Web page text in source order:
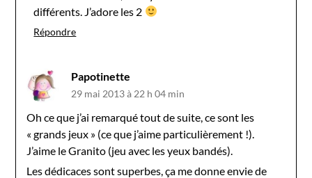
différents. J’adore les 2
Répondre
Papotinette
29 mai 2013 à 22 h 04 min
Oh ce que j’ai remarqué tout de suite, ce sont les
« grands jeux » (ce que j’aime particulièrement !).
J’aime le Granito (jeu avec les yeux bandés).
Les dédicaces sont superbes, ça me donne envie de